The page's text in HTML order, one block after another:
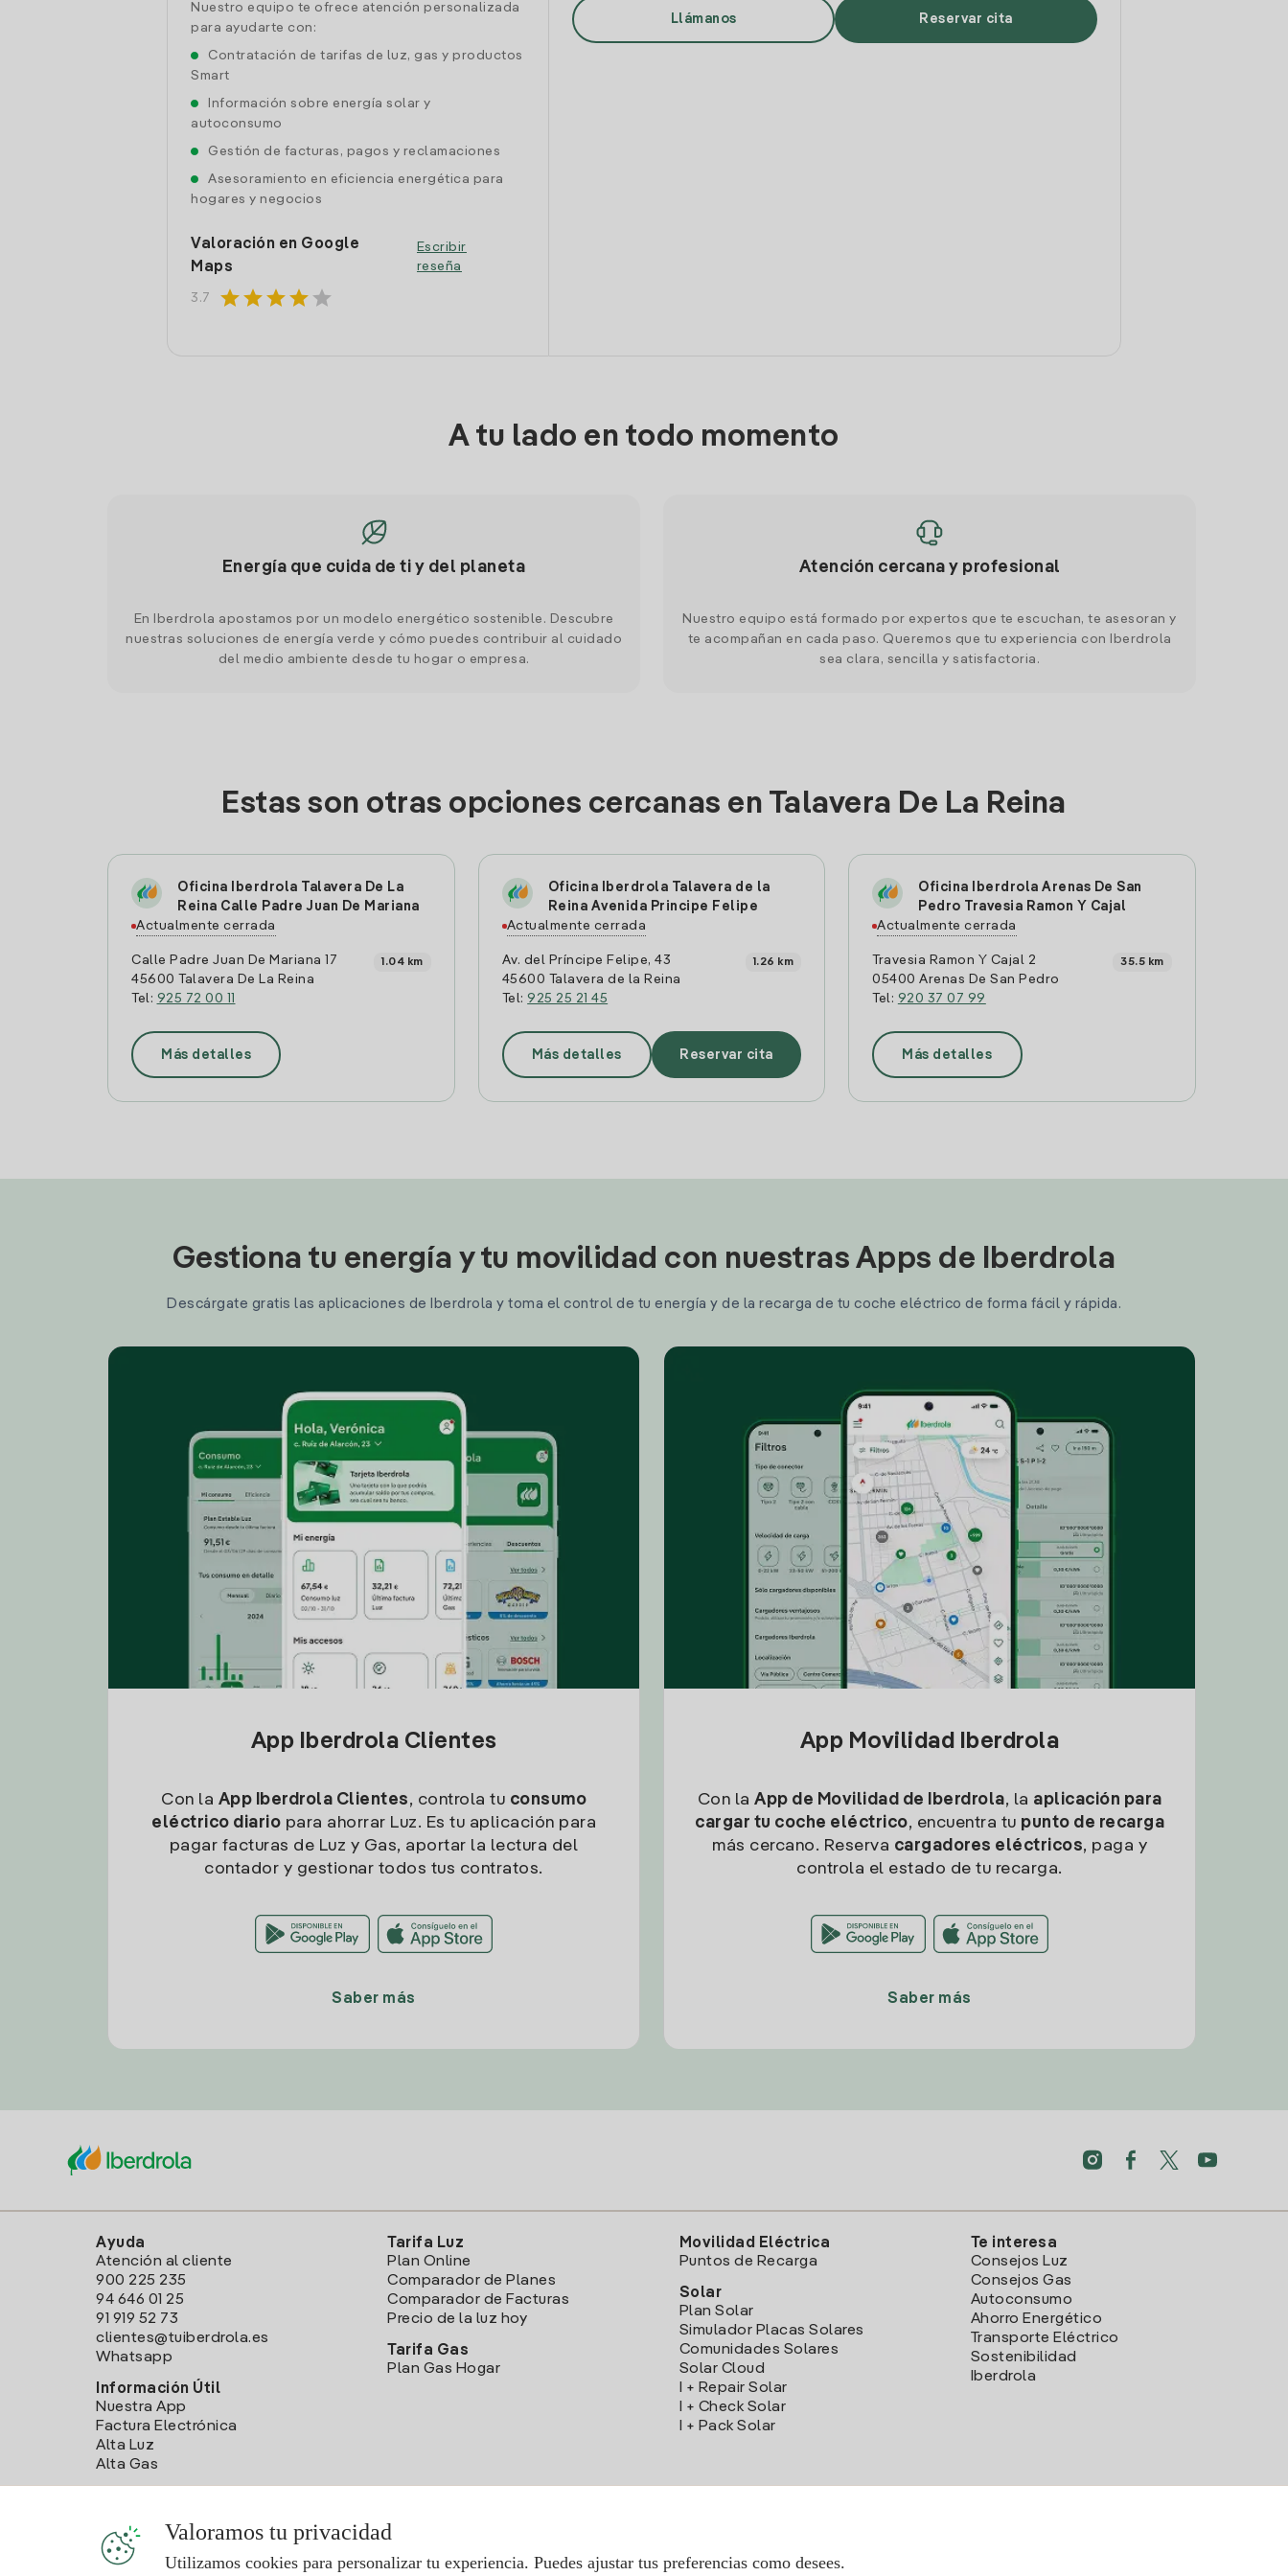
Nuestro equipo te ofrece atención personalizada
para ayudarte con:
Contratación de tarifas de luz, gas y productos
Smart
Información sobre energía solar y
autoconsumo
Gestión de facturas, pagos y reclamaciones
Asesoramiento en eficiencia energética para
hogares y negocios
Valoración en Google
Maps
3.7 starstarstarstar star
Escribir
reseña
Llámanos Reservar cita
A tu lado en todo momento
Energía que cuida de ti y del planeta
En Iberdrola apostamos por un modelo energético sostenible. Descubre
nuestras soluciones de energía verde y cómo puedes contribuir al cuidado
del medio ambiente desde tu hogar o empresa.
Atención cercana y profesional
Nuestro equipo está formado por expertos que te escuchan, te asesoran y
te acompañan en cada paso. Queremos que tu experiencia con Iberdrola
sea clara, sencilla y satisfactoria.
Estas son otras opciones cercanas en Talavera De La Reina
Oficina Iberdrola Talavera De La
Reina Calle Padre Juan De Mariana
Actualmente cerrada
Calle Padre Juan De Mariana 17
45600 Talavera De La Reina
Tel: 925 72 00 11
1.04 km
Más detalles
Oficina Iberdrola Talavera de la
Reina Avenida Principe Felipe
Actualmente cerrada
Av. del Príncipe Felipe, 43
45600 Talavera de la Reina
Tel:925 25 21 45
1.26 km
Más detalles Reservar cita
Oficina Iberdrola Arenas De San
Pedro Travesia Ramon Y Cajal
Actualmente cerrada
Travesia Ramon Y Cajal 2
05400 Arenas De San Pedro
Tel: 920 37 07 99
35.5 km
Más detalles
Gestiona tu energía y tu movilidad con nuestras Apps de Iberdrola
Descárgate gratis las aplicaciones de Iberdrola y toma el control de tu energía y de la recarga de tu coche eléctrico de forma fácil y rápida.
App Iberdrola Clientes
Con la App Iberdrola Clientes, controla tu consumo
eléctrico diario para ahorrar Luz. Es tu aplicación para
pagar facturas de Luz y Gas, aportar la lectura del
contador y gestionar todos tus contratos.
Saber más
App Movilidad Iberdrola
Con la App de Movilidad de Iberdrola, la aplicación para
cargar tu coche eléctrico, encuentra tu punto de recarga
más cercano. Reserva cargadores eléctricos, paga y
controla el estado de tu recarga.
Saber más
Ayuda
Atención al cliente
900 225 235
94 646 01 25
91 919 52 73
clientes@tuiberdrola.es
Whatsapp
Información Útil
Nuestra App
Factura Electrónica
Alta Luz
Alta Gas
Tarifa Luz
Plan Online
Comparador de Planes
Comparador de Facturas
Precio de la luz hoy
Tarifa Gas
Plan Gas Hogar
Movilidad Eléctrica
Puntos de Recarga
Solar
Plan Solar
Simulador Placas Solares
Comunidades Solares
Solar Cloud
I + Repair Solar
I + Check Solar
I + Pack Solar
Te interesa
Consejos Luz
Consejos Gas
Autoconsumo
Ahorro Energético
Transporte Eléctrico
Sostenibilidad
Iberdrola
Valoramos tu privacidad
Utilizamos cookies para personalizar tu experiencia. Puedes ajustar tus preferencias como desees.